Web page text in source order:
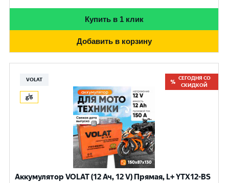
Купить в 1 клик
Добавить в корзину
VOLAT
СЕГОДНЯ СО
СКИДКОЙ
Аккумулятор VOLAT (12 Ач, 12 V) Прямая, L+ YTX12-BS